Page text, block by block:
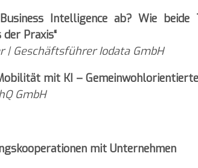
Intelligence ab? Wie beide
Praxis“
| Geschäftsführer Iodata GmbH
mit KI –
GmbH
mit Unternehmen